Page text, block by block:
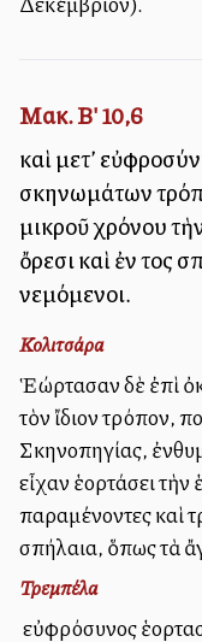
Μακ. Β' 10,6
καὶ μετ’
σκηνωμάτων
μικροῦ χρόνου
ὄρεσι καὶ ἐν τοῖς
νεμόμενοι.
Κολιτσάρα
Ἑώρτασαν δὲ ἐπὶ
τὸν ἴδιον τρόπον,
Σκηνοπηγίας,
εἶχαν ἑορτάσει
παραμένοντες καὶ
σπήλαια, ὅπως τὰ
Τρεμπέλα
Ὁ εὐφρόσυνος